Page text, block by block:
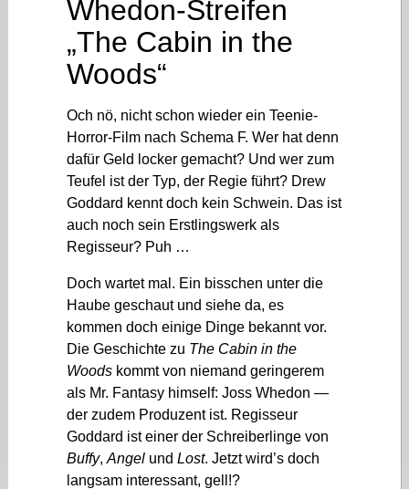
Whedon-Streifen
„The Cabin in the
Woods“
Och nö, nicht schon wieder ein Teenie-
Horror-Film nach Schema F. Wer hat denn
dafür Geld locker gemacht? Und wer zum
Teufel ist der Typ, der Regie führt? Drew
Goddard kennt doch kein Schwein. Das ist
auch noch sein Erstlingswerk als
Regisseur? Puh …
Doch wartet mal. Ein bisschen unter die
Haube geschaut und siehe da, es
kommen doch einige Dinge bekannt vor.
Die Geschichte zu The Cabin in the
Woodskommt von niemand geringerem
als Mr. Fantasy himself: Joss Whedon —
der zudem Produzent ist. Regisseur
Goddard ist einer der Schreiberlinge von
Buffy, Angelund Lost. Jetzt wird’s doch
langsam interessant, gell!?